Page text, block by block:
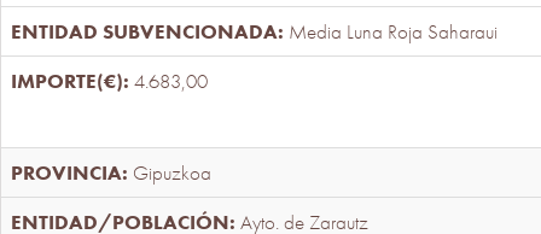
Media Luna Roja Saharaui
4.683,00
Gipuzkoa
Ayto. de Zarautz